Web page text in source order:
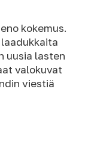
kokemus.
uusia lasten
valokuvat
viestiä